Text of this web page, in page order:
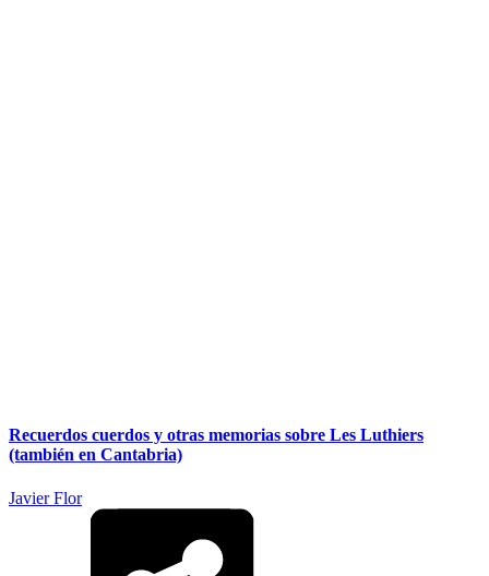
Recuerdos cuerdos y otras memorias sobre Les Luthiers
(también en Cantabria)
Javier Flor